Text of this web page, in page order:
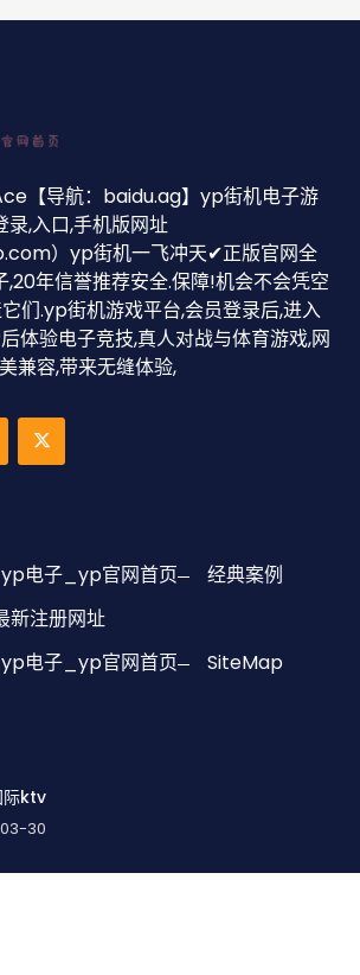
【导航：baidu.ag】yp街机电子游
,入口,手机版网址
）yp街机一飞冲天✔正版官网全
,20年信誉推荐安全.保障!机会不会凭空
们.yp街机游戏平台,会员登录后,进入
体验电子竞技,真人对战与体育游戏,网
兼容,带来无缝体验,
电子_yp官网首页
经典案例
新注册网址
电子_yp官网首页
SiteMap
际ktv
30